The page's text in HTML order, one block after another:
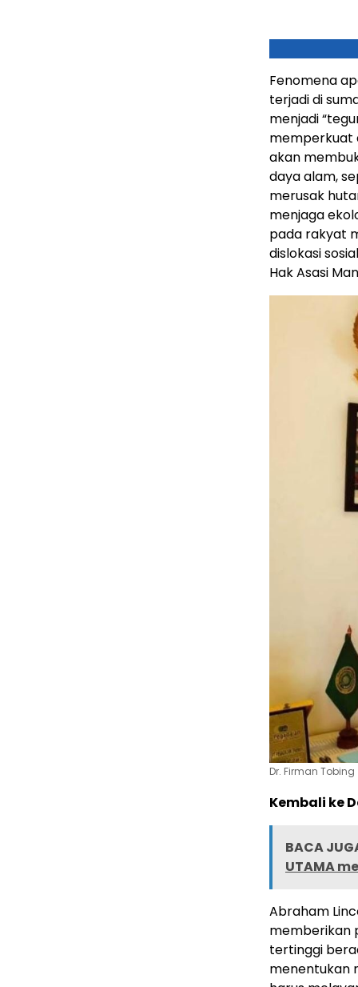
Fenomena
terjadi di
menjadi
memperkuat
akan
daya alam,
merusak
menjaga
pada rakyat
dislokasi
Hak Asasi
Dr. Firman Tobing
Kembali ke
BACA
UTAMA
Abraham
memberikan
tertinggi
menentukan